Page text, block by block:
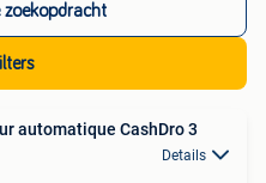
zoekopdracht
automatique CashDro 3
Details